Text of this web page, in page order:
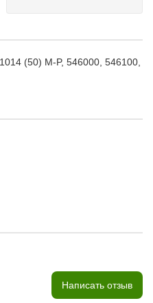
(50) M-P, 546000, 546100,
Написать отзыв